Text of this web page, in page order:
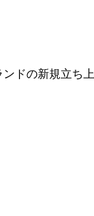
の新規立ち